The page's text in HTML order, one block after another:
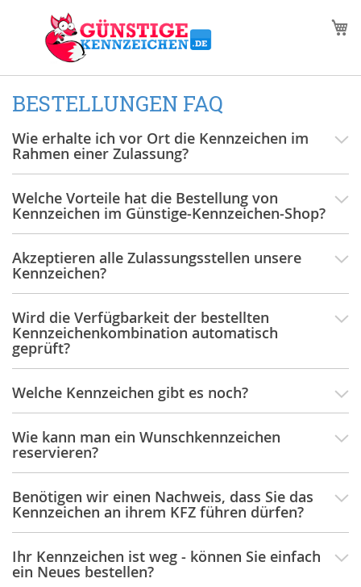
springen
BESTELLUNGEN FAQ
Wie erhalte ich vor Ort die Kennzeichen im
Rahmen einer Zulassung?
Welche Vorteile hat die Bestellung von
Kennzeichen im Günstige-Kennzeichen-Shop?
Akzeptieren alle Zulassungsstellen unsere
Kennzeichen?
Wird die Verfügbarkeit der bestellten
Kennzeichenkombination automatisch
geprüft?
Welche Kennzeichen gibt es noch?
Wie kann man ein Wunschkennzeichen
reservieren?
Benötigen wir einen Nachweis, dass Sie das
Kennzeichen an ihrem KFZ führen dürfen?
Ihr Kennzeichen ist weg - können Sie einfach
ein Neues bestellen?